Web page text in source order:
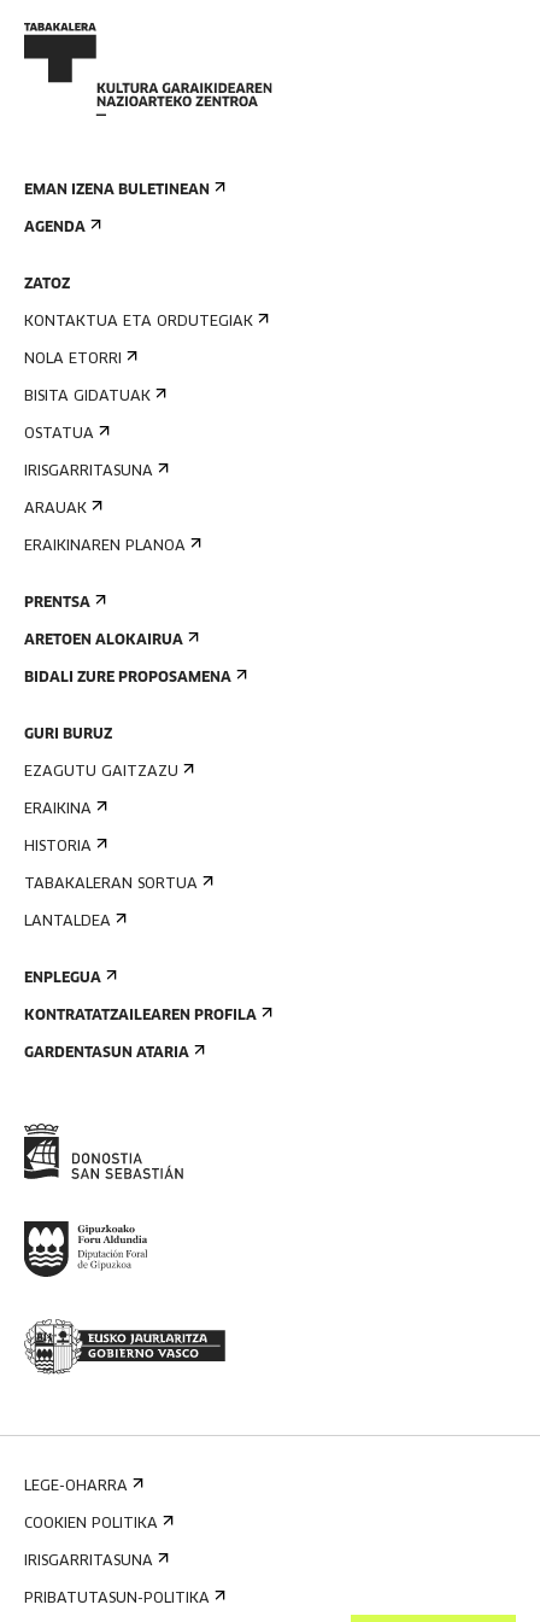
EMAN IZENA BULETINEAN
AGENDA
ZATOZ
KONTAKTUA ETA ORDUTEGIAK
NOLA ETORRI
BISITA GIDATUAK
OSTATUA
IRISGARRITASUNA
ARAUAK
ERAIKINAREN PLANOA
PRENTSA
ARETOEN ALOKAIRUA
BIDALI ZURE PROPOSAMENA
GURI BURUZ
EZAGUTU GAITZAZU
ERAIKINA
HISTORIA
TABAKALERAN SORTUA
LANTALDEA
ENPLEGUA
KONTRATATZAILEAREN PROFILA
GARDENTASUN ATARIA
LEGE-OHARRA
COOKIEN POLITIKA
IRISGARRITASUNA
PRIBATUTASUN-POLITIKA